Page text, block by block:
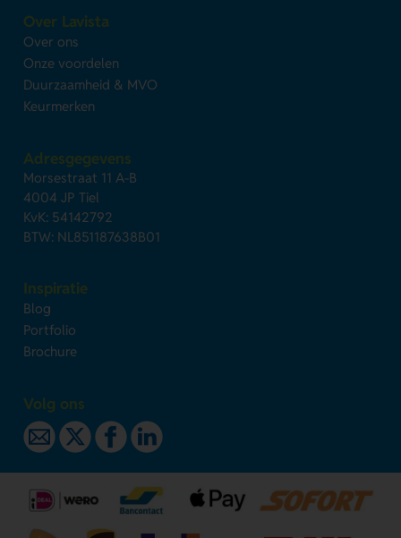
Over Lavista
Over ons
Onze voordelen
Duurzaamheid & MVO
Keurmerken
Adresgegevens
Morsestraat 11 A-B
4004 JP Tiel
KvK: 54142792
BTW: NL851187638B01
Inspiratie
Blog
Portfolio
Brochure
Volg ons